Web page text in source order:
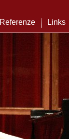
Referenze Links